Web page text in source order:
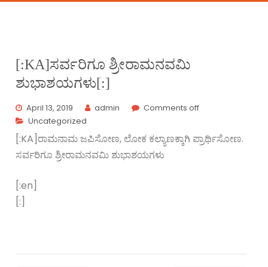
[:KA]ಸರ್ವರಿಗೂ ಶ್ರೀರಾಮನವಮಿ
ಶುಭಾಶಯಗಳು[:]
April 13, 2019 admin
Comments off
Uncategorized
[:KA]ರಾಮನಾಮ ಜಪಿಸೋಣ, ಲೋಕ ಕಲ್ಯಾಣಕ್ಕಾಗಿ ಪ್ರಾರ್ಥಿಸೋಣ.
ಸರ್ವರಿಗೂ ಶ್ರೀರಾಮನವಮಿ ಶುಭಾಶಯಗಳು
[:en]
[:]